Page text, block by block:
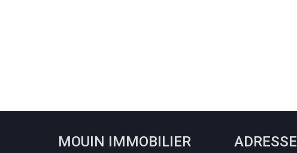
MOUIN IMMOBILIER ADRESSE